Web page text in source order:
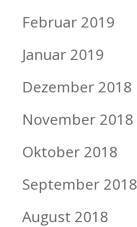
Februar 2019
Januar 2019
Dezember 2018
November 2018
Oktober 2018
September 2018
August 2018